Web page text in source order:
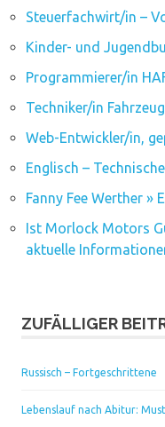
Steuerfachwirt/in –
Kinder- und
Programmierer/in
Techniker/in
Web-Entwickler/in,
Englisch –
Fanny Fee Werther »
Ist Morlock Motors
aktuelle
ZUFÄLLIGER
Russisch – Fortgeschrittene
Lebenslauf nach Abitur: